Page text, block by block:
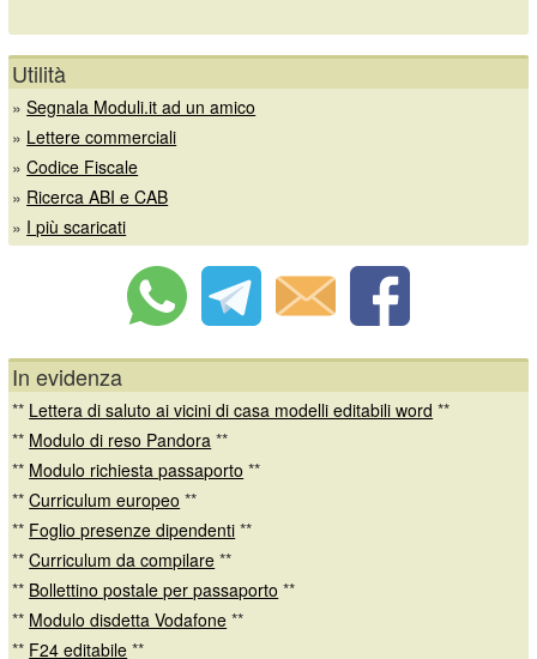
Utilità
»Segnala Moduli.it ad un amico
» Lettere commerciali
»Codice Fiscale
» Ricerca ABI e CAB
» I più scaricati
In evidenza
** Lettera di saluto ai vicini di casa modelli editabili word **
** Modulo di reso Pandora **
** Modulo richiesta passaporto **
**Curriculum europeo **
** Foglio presenze dipendenti **
**Curriculum da compilare **
** Bollettino postale per passaporto **
** Modulo disdetta Vodafone **
** F24 editabile **